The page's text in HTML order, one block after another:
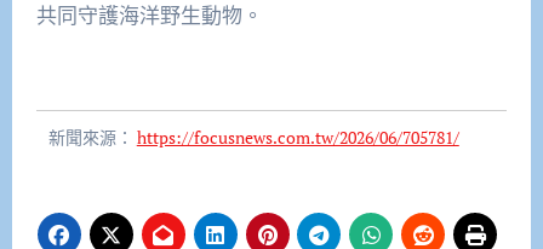
共同守護海洋野生動物。
新聞來源： https://focusnews.com.tw/2026/06/705781/